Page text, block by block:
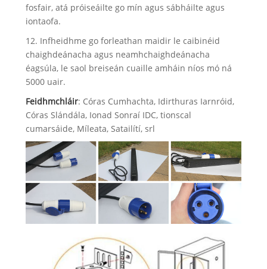
fosfair, atá próiseáilte go mín agus sábháilte agus
iontaofa.
12. Infheidhme go forleathan maidir le caibinéid
chaighdeánacha agus neamhchaighdeánacha
éagsúla, le saol breiseán cuaille amháin níos mó ná
5000 uair.
Feidhmchláir: Córas Cumhachta, Idirthuras Iarnróid,
Córas Slándála, Ionad Sonraí IDC, tionscal
cumarsáide, Míleata, Satailítí, srl